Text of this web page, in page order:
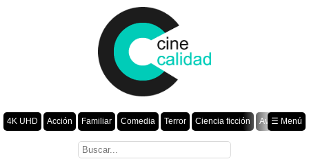
4K UHD Acción Familiar Comedia Terror Ciencia ficción
Aventura
Romance Fantasía Drama Animación Crimen
☰ Menú